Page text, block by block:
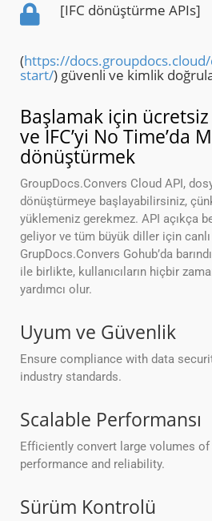
[IFC dönüştürme APIs]
(https://
start/) güvenli ve kimlik
Başlamak için
ve IFC’yi No Time’da
dönüştürmek
GroupDocs.Convers Cloud API,
dönüştürmeye başlayabilirsiniz,
yüklemeniz gerekmez. API açıkça
geliyor ve tüm büyük diller için
GrupDocs.Convers Gohub’da
ile birlikte, kullanıcıların hiçbir
yardımcı olur.
Uyum ve Güvenlik
Ensure compliance with data
industry standards.
Scalable Performansı
Efficiently convert large volumes
performance and reliability.
Sürüm Kontrolü